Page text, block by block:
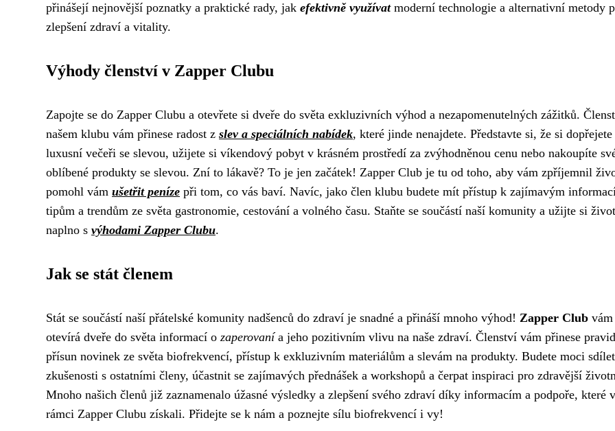
přinášejí nejnovější poznatky a praktické rady, jak efektivně využívatmoderní technologie a alternativní metody
zlepšení zdraví a vitality.
Výhody členství v Zapper Clubu
Zapojte se do Zapper Clubu a otevřete si dveře do světa exkluzivních výhod a nezapomenutelných zážitků.
našem klubu vám přinese radost z slev a speciálních nabídek, které jinde nenajdete. Představte si, že si dopřejete
luxusní večeři se slevou, užijete si víkendový pobyt v krásném prostředí za zvýhodněnou cenu nebo nakoupíte
oblíbené produkty se slevou. Zní to lákavě? To je jen začátek! Zapper Club je tu od toho, aby vám zpříjemnil
pomohl vám ušetřit peníze při tom, co vás baví. Navíc, jako člen klubu budete mít přístup k zajímavým
tipům a trendům ze světa gastronomie, cestování a volného času. Staňte se součástí naší komunity a užijte si život
naplno s výhodami Zapper Clubu.
Jak se stát členem
Stát se součástí naší přátelské komunity nadšenců do zdraví je snadné a přináší mnoho výhod! Zapper Club vám
otevírá dveře do světa informací o zaperovanía jeho pozitivním vlivu na naše zdraví. Členství vám přinese
přísun novinek ze světa biofrekvencí, přístup k exkluzivním materiálům a slevám na produkty. Budete moci
zkušenosti s ostatními členy, účastnit se zajímavých přednášek a workshopů a čerpat inspiraci pro zdravější
Mnoho našich členů již zaznamenalo úžasné výsledky a zlepšení svého zdraví díky informacím a podpoře, které v
rámci Zapper Clubu získali. Přidejte se k nám a poznejte sílu biofrekvencí i vy!